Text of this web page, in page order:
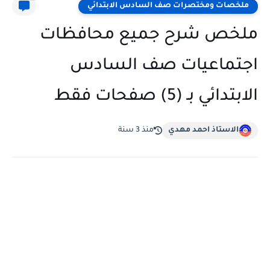
ملخصات ومختصرات صف السادس الابتدائي
ملخص شرح جميع محافظات
اجتماعيات صف السادس
الابتدائي بـ (5) صفحات فقط
الاستاذ احمد مهدي منذ 3 سنة